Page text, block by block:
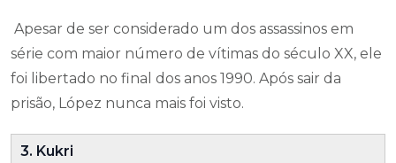
Apesar de ser considerado um dos assassinos em
série com maior número de vítimas do século XX, ele
foi libertado no final dos anos 1990. Após sair da
prisão, López nunca mais foi visto.
3. Kukri